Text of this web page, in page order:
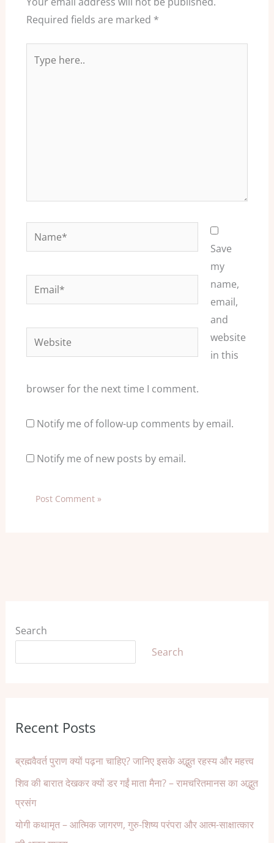
Required fields are marked *
here..
Name*
Email*
Website
Save
my
name,
email,
and
website
in this
browser for the next time I comment.
Notify me of follow-up comments by email.
Notify me of new posts by email.
Search
Search
Recent Posts
ब्रह्मवैवर्त पुराण क्यों पढ़ना चाहिए? जानिए इसके अद्भुत रहस्य और महत्त्व
शिव की बारात देखकर क्यों डर गईं माता मैना? – रामचरितमानस का अद्भुत
प्रसंग
योगी कथामृत – आत्मिक जागरण, गुरु-शिष्य परंपरा और आत्म-साक्षात्कार